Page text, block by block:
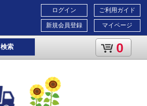
ご利用ガイド
マイページ
ログイン
新規会員登録
検索 0